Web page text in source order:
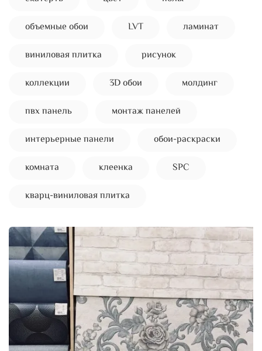
объемные обои
LVT
ламинат
виниловая плитка
рисунок
коллекции
3D обои
молдинг
пвх панель
монтаж панелей
интерьерные панели
обои-раскраски
комната
клеенка
SPC
кварц-виниловая плитка